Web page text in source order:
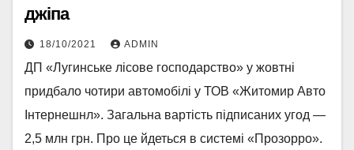
джіпа
18/10/2021 ADMIN
ДП «Лугинське лісове господарство» у жовтні
придбало чотири автомобілі у ТОВ «Житомир Авто
Інтернешнл». Загальна вартість підписаних угод —
2,5 млн грн. Про це йдеться в системі «Прозорро».